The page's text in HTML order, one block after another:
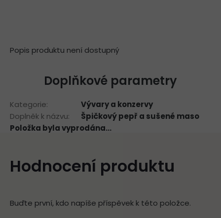
Popis produktu není dostupný
Doplňkové parametry
Kategorie:
Vývary a konzervy
Doplněk k názvu:
Špičkový pepř a sušené maso
Položka byla vyprodána…
Hodnocení produktu
Buďte první, kdo napíše příspěvek k této položce.